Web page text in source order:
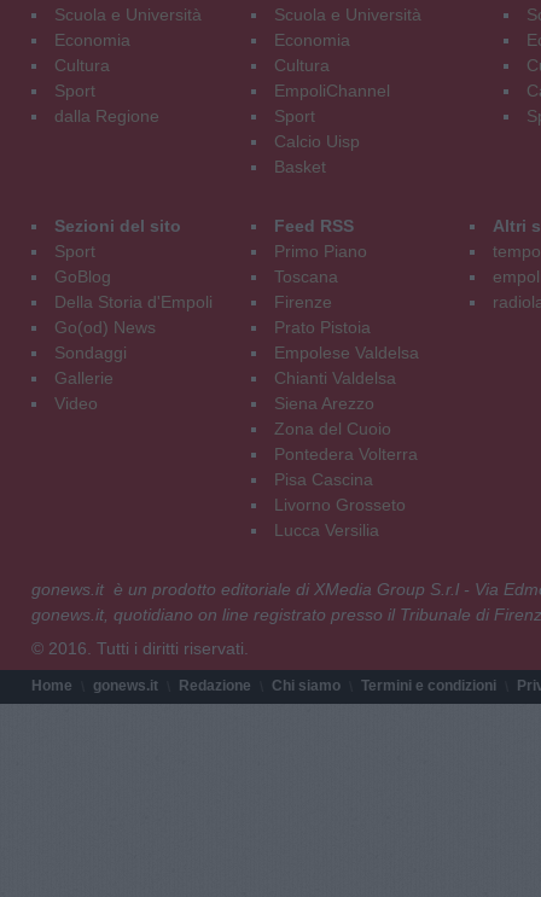
Scuola e Università
Economia
Cultura
Sport
dalla Regione
Scuola e Università
Economia
Cultura
EmpoliChannel
Sport
Calcio Uisp
Basket
Sezioni del sito
Sport
GoBlog
Della Storia d'Empoli
Go(od) News
Sondaggi
Gallerie
Video
Feed RSS
Primo Piano
Toscana
Firenze
Prato Pistoia
Empolese Valdelsa
Chianti Valdelsa
Siena Arezzo
Zona del Cuoio
Pontedera Volterra
Pisa Cascina
Livorno Grosseto
Lucca Versilia
Altri
gonews.it è un prodotto editoriale di XMedia Group S.r.l - Via
gonews.it, quotidiano on line registrato presso il Tribunale di
© 2016. Tutti i diritti riservati.
Home gonews.it Redazione Chi siamo Termini e condizioni